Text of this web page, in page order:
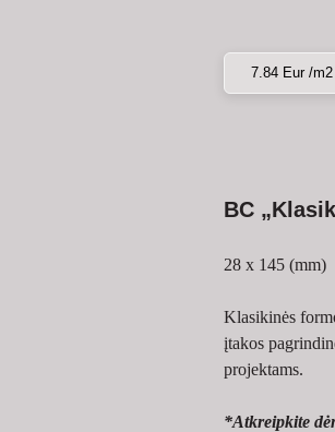
7.84 Eur /
BC
28 x 145 (mm)
Klasikinės
įtakos
projektams.
*Atkreipkite